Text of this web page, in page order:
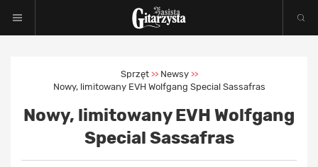
Sprzęt >> Newsy >>
Nowy, limitowany EVH Wolfgang Special Sassafras
Nowy, limitowany EVH Wolfgang
Special Sassafras